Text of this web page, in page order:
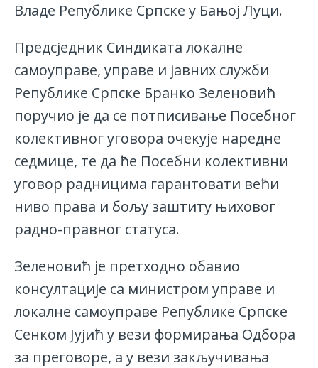
Владе Републике Српске у Бањој Луци.
Предсједник Синдиката локалне
самоуправе, управе и јавних служби
Републике Српске Бранко Зеленовић
поручио је да се потписивање Посебног
колективног уговора очекује наредне
седмице, те да ће Посебни колективни
уговор радницима гарантовати већи
ниво права и бољу заштиту њиховог
радно-правног статуса.
Зеленовић је претходно обавио
консултације са министром управе и
локалне самоуправе Републике Српске
Сенком Јујић у вези формирања Одбора
за преговоре, а у вези закључивања